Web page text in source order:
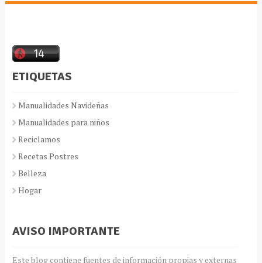
ETIQUETAS
Manualidades Navideñas
Manualidades para niños
Reciclamos
Recetas Postres
Belleza
Hogar
AVISO IMPORTANTE
Este blog contiene fuentes de información propias y externas